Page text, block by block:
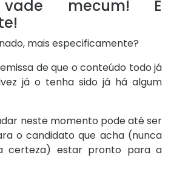
mecum! E
mais especificamente?
de que o conteúdo todo já
já o tenha sido já há algum
neste momento pode até ser
o candidato que acha (nunca
certeza) estar pronto para a